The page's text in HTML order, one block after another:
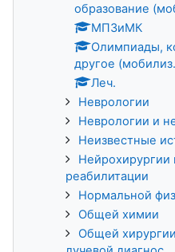
образование
МПЗиМК
Олимпиады,
другое
Леч.
Неврологии
Неврологии и
Неизвестные
Нейрохирургии
реабилитации
Нормальной
Общей химии
Общей